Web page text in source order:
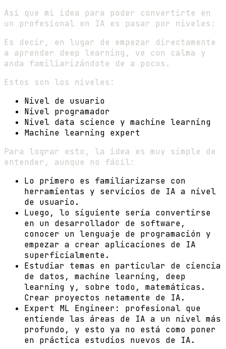
Así que mi idea para poder convertirte en
un profesional en IA es pasar por niveles:
Es decir, en lugar de empezar directamente
a aprender deep learning, ve con calma y
anda familiarizándote de a pocos.
Estos son los niveles:
Nivel de usuario
Nivel programador
Nivel data science y machine learning
Machine learning expert
Para lograr esto, la idea es muy simple de
entender, aunque no fácil:
Lo primero es familiarizarse con
herramientas y servicios de IA a nivel
de usuario.
Luego, lo siguiente sería convertirse
en un desarrollador de software,
conocer un lenguaje de programación y
empezar a crear aplicaciones de IA
superficialmente.
Estudiar temas en particular de ciencia
de datos, machine learning, deep
learning y, sobre todo, matemáticas.
Crear proyectos netamente de IA.
Expert ML Engineer: profesional que
entiende las áreas de IA a un nivel más
profundo, y esto ya no está como poner
en práctica estudios nuevos de IA.